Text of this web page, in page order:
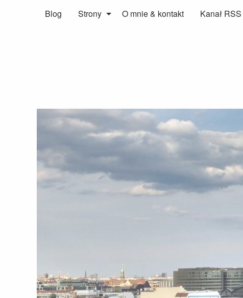
Blog Strony O mnie & kontakt Kanał RSS